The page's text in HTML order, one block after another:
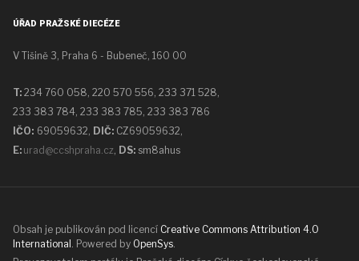
ÚŘAD PRAŽSKÉ DIECÉZE
V Tišině 3, Praha 6 - Bubeneč, 160 00
T: 234 760 058, 220 570 556, 233 371 528,
233 383 784, 233 383 785, 233 383 786
IČO: 69059632, DIČ: CZ69059632
E: urad@ccshpraha.cz DS: sm8ahus
Obsah je publikován pod licencí Creative Commons Attribution 4.0
International . Powered by OpenSys